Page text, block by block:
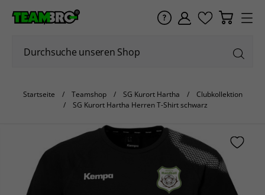
Startseite Teamshop SG Kurort Hartha
Clubkollektion
SG Kurort Hartha Herren T-Shirt schwarz